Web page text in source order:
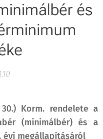
és
Korm. rendelete a
(minimálbér) és a
évi megállapításáról